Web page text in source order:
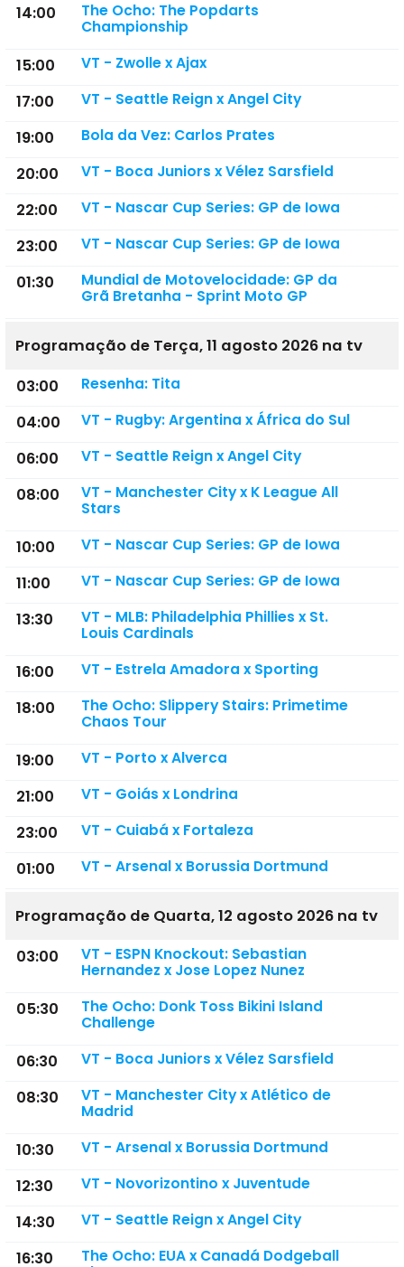
14:00
The Ocho: The Popdarts
Championship
15:00 VT - Zwolle x Ajax
17:00 VT - Seattle Reign x Angel City
19:00 Bola da Vez: Carlos Prates
20:00 VT - Boca Juniors x Vélez Sarsfield
22:00 VT - Nascar Cup Series: GP de Iowa
23:00 VT - Nascar Cup Series: GP de Iowa
01:30
Mundial de Motovelocidade: GP da
Grã Bretanha - Sprint Moto GP
Programação de Terça, 11 agosto 2026 na tv
03:00
Resenha: Tita
04:00 VT - Rugby: Argentina x África do Sul
06:00 VT - Seattle Reign x Angel City
08:00
VT - Manchester City x K League All
Stars
10:00 VT - Nascar Cup Series: GP de Iowa
11:00 VT - Nascar Cup Series: GP de Iowa
13:30
VT - MLB: Philadelphia Phillies x St.
Louis Cardinals
16:00 VT - Estrela Amadora x Sporting
18:00
The Ocho: Slippery Stairs: Primetime
Chaos Tour
19:00 VT - Porto x Alverca
21:00 VT - Goiás x Londrina
23:00 VT - Cuiabá x Fortaleza
01:00 VT - Arsenal x Borussia Dortmund
Programação de Quarta, 12 agosto 2026 na tv
03:00
VT - ESPN Knockout: Sebastian
Hernandez x Jose Lopez Nunez
05:30
The Ocho: Donk Toss Bikini Island
Challenge
06:30 VT - Boca Juniors x Vélez Sarsfield
08:30
VT - Manchester City x Atlético de
Madrid
10:30 VT - Arsenal x Borussia Dortmund
12:30 VT - Novorizontino x Juventude
14:30 VT - Seattle Reign x Angel City
16:30
The Ocho: EUA x Canadá Dodgeball